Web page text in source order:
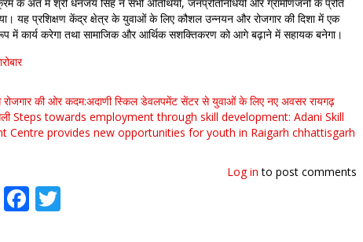
यह प्रशिक्षण केंद्र क्षेत्र के युवाओं के लिए कौशल उन्नयन और रोजगार की दिशा में एक
में कार्य करेगा तथा सामाजिक और आर्थिक सशक्तिकरण को आगे बढ़ाने में सहायक बनेगा।
की ओर कदम:अदाणी स्किल डेवलपमेंट सेंटर से युवाओं के लिए नए अवसर रायगढ़
Steps towards employment through skill development: Adani Skill
Centre provides new opportunities for youth in Raigarh chhattisgarh
Log in to post comments
WhatsApp
Facebook